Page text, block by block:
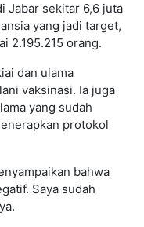
Jabar sekitar 6,6 juta
yang jadi target,
2.195.215 orang.
dan ulama
vaksinasi. Ia juga
yang sudah
protokol
bahwa
Saya sudah